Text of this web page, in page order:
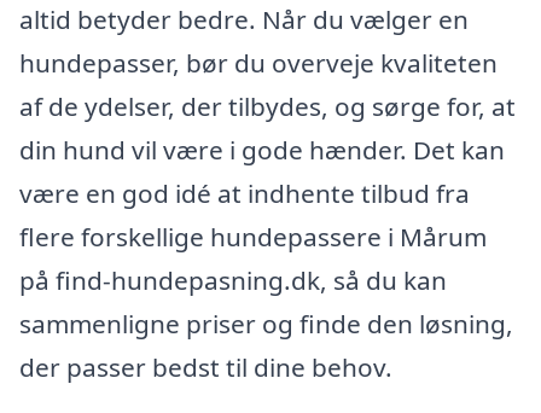
altid betyder bedre. Når du vælger en
hundepasser, bør du overveje kvaliteten
af de ydelser, der tilbydes, og sørge for, at
din hund vil være i gode hænder. Det kan
være en god idé at indhente tilbud fra
flere forskellige hundepassere i Mårum
på find-hundepasning.dk, så du kan
sammenligne priser og finde den løsning,
der passer bedst til dine behov.